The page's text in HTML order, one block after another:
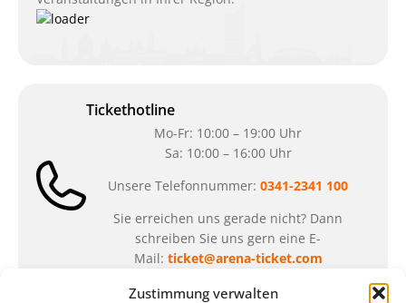
Zustimmung verwalten
Tickethotline
Mo-Fr: 10:00 – 19:00 Uhr
Sa: 10:00 – 16:00 Uhr
Unsere Telefonnummer: 0341-2341 100
Sie erreichen uns gerade nicht? Dann
schreiben Sie uns gern eine E-
Mail: ticket@arena-ticket.com